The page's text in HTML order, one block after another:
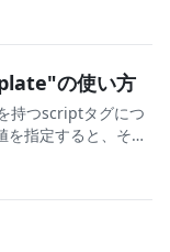
の使い方
持つscriptタグにつ
指定すると、その
も無視され